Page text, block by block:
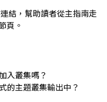
結，幫助讀者從主指南走
頁。
入叢集嗎？
的主題叢集輸出中？